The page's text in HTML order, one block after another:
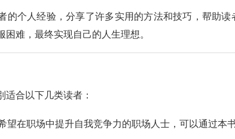
的个人经验，分享了许多实用的方法和技巧，帮助
困难，最终实现自己的人生理想。
适合以下几类读者：
希望在职场中提升自我竞争力的职场人士，可以通过本